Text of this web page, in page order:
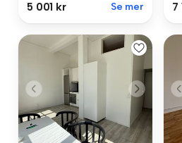
5 001 kr Se mer 7